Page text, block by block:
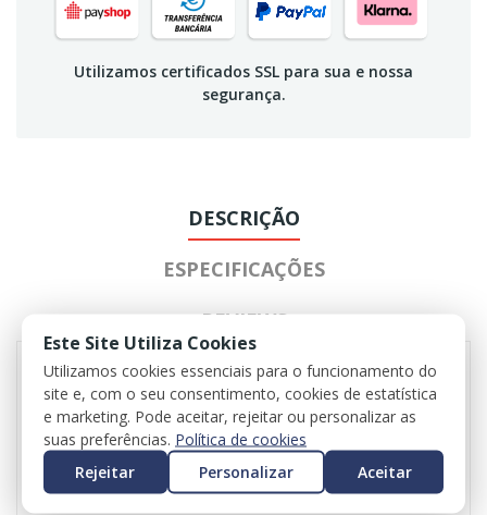
Utilizamos certificados SSL para sua e nossa
segurança.
DESCRIÇÃO
ESPECIFICAÇÕES
REVIEWS
Ótica direita para Opel Astra K
Referência original: 662588537
Valor do iva incluído
Valor do transporte não iccluído
Este Site Utiliza Cookies
Utilizamos cookies essenciais para o funcionamento do
site e, com o seu consentimento, cookies de estatística
e marketing. Pode aceitar, rejeitar ou personalizar as
suas preferências. Política de cookies
Rejeitar
Personalizar Aceitar